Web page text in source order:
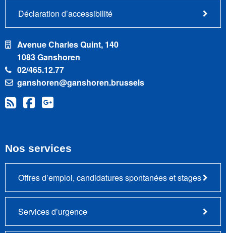
Déclaration d’accessibilité
Avenue Charles Quint, 140
1083 Ganshoren
02/465.12.77
ganshoren@ganshoren.brussels
Nos services
Offres d’emploi, candidatures spontanées et stages
Services d’urgence